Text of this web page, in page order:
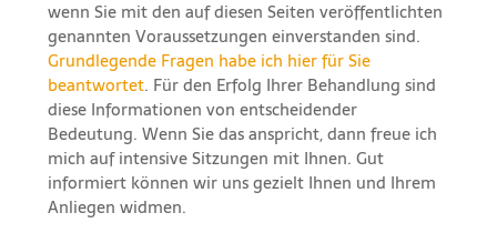
wenn Sie mit den auf diesen Seiten veröffentlichten
genannten Voraussetzungen einverstanden sind.
Grundlegende Fragen habe ich hier für Sie
beantwortet. Für den Erfolg Ihrer Behandlung sind
diese Informationen von entscheidender
Bedeutung. Wenn Sie das anspricht, dann freue ich
mich auf intensive Sitzungen mit Ihnen. Gut
informiert können wir uns gezielt Ihnen und Ihrem
Anliegen widmen.